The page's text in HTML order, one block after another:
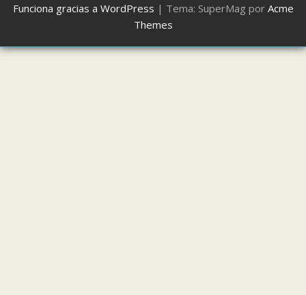
Funciona gracias a WordPress | Tema: SuperMag por Acme
Themes